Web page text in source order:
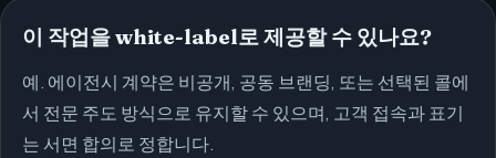
이 작업을 white-label로 제공할 수 있나요?
예. 에이전시 계약은 비공개, 공동 브랜딩, 또는 선택된 콜에
서 전문 주도 방식으로 유지할 수 있으며, 고객 접속과 표기
는 서면 합의로 정합니다.